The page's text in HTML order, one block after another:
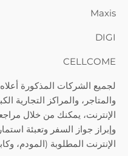
Maxis
DIGI
CELLCOME
لجميع الشركات المذكورة
والمتاجر، والمراكز التجارية
الإنترنت، يمكنك من خلال
وإبراز جواز السفر وتعبئة
الإنترنت المطلوبة (المودم،